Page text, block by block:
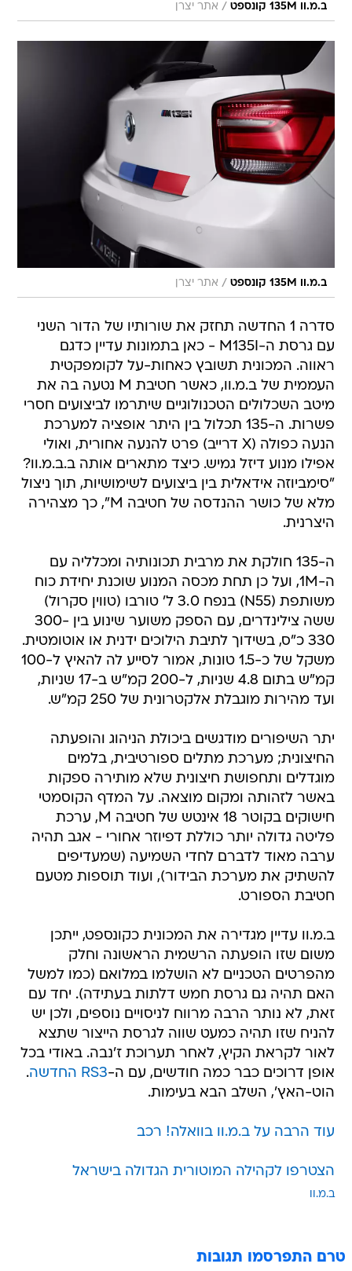
ב.מ.וו 135M קונספט / אתר יצרן
ב.מ.וו 135M קונספט / אתר יצרן
סדרה 1 החדשה תחזק את שורותיו של הדור השני
עם גרסת ה-M135I - כאן בתמונות עדיין כדגם
ראווה. המכונית תשובץ כאחות-על לקומפקטית
העממית של ב.מ.וו, כאשר חטיבת M נטעה בה את
מיטב השכלולים הטכנולוגיים שיתרמו לביצועים חסרי
פשרות. ה-135 תכלול בין היתר אופציה למערכת
הנעה כפולה (X דרייב) פרט להנעה אחורית, ואולי
אפילו מנוע דיזל גמיש. כיצד מתארים אותה ב.ב.מ.וו?
"סימביוזה אידאלית בין ביצועים לשימושיות, תוך ניצול
מלא של כושר ההנדסה של חטיבה M", כך מצהירה
היצרנית.
ה-135 חולקת את מרבית תכונותיה ומכלליה עם
ה-1M, ועל כן תחת מכסה המנוע שוכנת יחידת כוח
משותפת (N55) בנפח 3.0 ל' טורבו (טווין סקרול)
ששה צילינדרים, עם הספק משוער שינוע בין 300-
330 כ"ס, בשידוך לתיבת הילוכים ידנית או אוטומטית.
משקל של כ-1.5 טונות, אמור לסייע לה להאיץ ל-100
קמ"ש בתום 4.8 שניות, ל-200 קמ"ש ב-17 שניות,
ועד מהירות מוגבלת אלקטרונית של 250 קמ"ש.
יתר השיפורים מודגשים ביכולת הניהוג והופעתה
החיצונית; מערכת מתלים ספורטיבית, בלמים
מוגדלים ותחפושת חיצונית שלא מותירה ספקות
באשר לזהותה ומקום מוצאה. על המדף הקוסמטי
חישוקים בקוטר 18 אינטש של חטיבה M, ערכת
פליטה גדולה יותר כוללת דפיוזר אחורי - אגב תהיה
ערבה מאוד לדברם לחדי השמיעה (שמעדיפים
להשתיק את מערכת הבידור), ועוד תוספות מטעם
חטיבת הספורט.
ב.מ.וו עדיין מגדירה את המכונית כקונספט, ייתכן
משום שזו הופעתה הרשמית הראשונה וחלק
מהפרטים הטכניים לא הושלמו במלואם (כמו למשל
האם תהיה גם גרסת חמש דלתות בעתידה). יחד עם
זאת, לא נותר הרבה מרווח לניסויים נוספים, ולכן יש
להניח שזו תהיה כמעט שווה לגרסת הייצור שתצא
לאור לקראת הקיץ, לאחר תערוכת ז'נבה. באודי בכל
אופן דרוכים כבר כמה חודשים, עם ה-RS3 החדשה
.
הוט-האץ', השלב הבא בעימות.
עוד הרבה על ב.מ.וו בוואלה! רכב
הצטרפו לקהילה המוטורית הגדולה בישראל
ב.מ.וו
טרם התפרסמו תגובות